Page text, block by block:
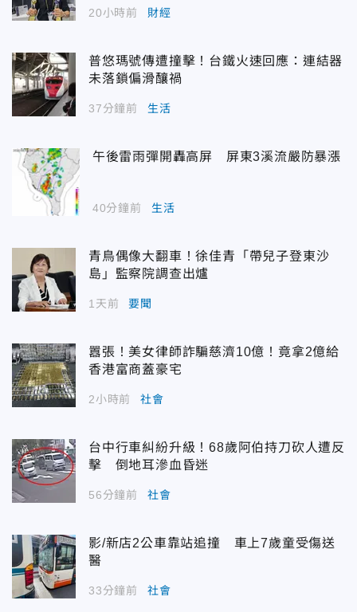
20小時前 財經
普悠瑪號傳遭撞擊！台鐵火速回應：連結器
未落鎖偏滑釀禍
37分鐘前 生活
午後雷雨彈開轟高屏 屏東3溪流嚴防暴漲
40分鐘前 生活
青鳥偶像大翻車！徐佳青「帶兒子登東沙
島」監察院調查出爐
1天前 要聞
囂張！美女律師詐騙慈濟10億！竟拿2億給
香港富商蓋豪宅
2小時前 社會
台中行車糾紛升級！68歲阿伯持刀砍人遭反
擊 倒地耳滲血昏迷
56分鐘前 社會
影/新店2公車靠站追撞 車上7歲童受傷送
醫
33分鐘前 社會